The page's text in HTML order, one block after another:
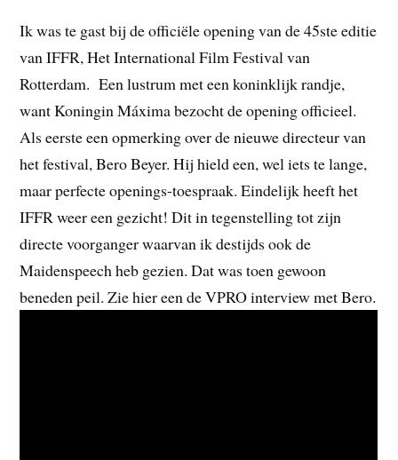
Ik was te gast bij de officiële opening van de 45ste editie
van IFFR, Het International Film Festival van
Rotterdam. Een lustrum met een koninklijk randje,
want Koningin Máxima bezocht de opening officieel.
Als eerste een opmerking over de nieuwe directeur van
het festival, Bero Beyer. Hij hield een, wel iets te lange,
maar perfecte openings-toespraak. Eindelijk heeft het
IFFR weer een gezicht! Dit in tegenstelling tot zijn
directe voorganger waarvan ik destijds ook de
Maidenspeech heb gezien. Dat was toen gewoon
beneden peil. Zie hier een de VPRO interview met Bero.